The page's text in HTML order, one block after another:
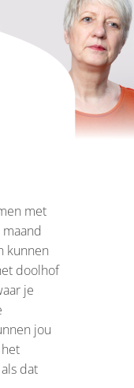
met
kunnen
doolhof
je
jou
dat